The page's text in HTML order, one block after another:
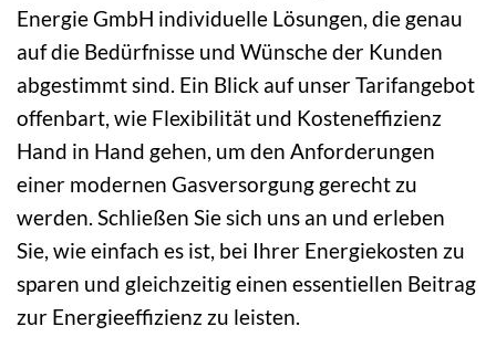
Energie GmbH individuelle Lösungen, die genau
auf die Bedürfnisse und Wünsche der Kunden
abgestimmt sind. Ein Blick auf unser Tarifangebot
offenbart, wie Flexibilität und Kosteneffizienz
Hand in Hand gehen, um den Anforderungen
einer modernen Gasversorgung gerecht zu
werden. Schließen Sie sich uns an und erleben
Sie, wie einfach es ist, bei Ihrer Energiekosten zu
sparen und gleichzeitig einen essentiellen Beitrag
zur Energieeffizienz zu leisten.